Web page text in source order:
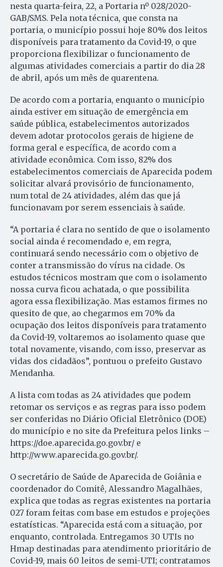
nesta quarta-feira, 22, a Portaria nº 028/2020-
GAB/SMS. Pela nota técnica, que consta na
portaria, o município possui hoje 80% dos leitos
disponíveis para tratamento da Covid-19, o que
proporciona flexibilizar o funcionamento de
algumas atividades comerciais a partir do dia 28
de abril, após um mês de quarentena.
De acordo com a portaria, enquanto o município
ainda estiver em situação de emergência em
saúde pública, estabelecimentos autorizados
devem adotar protocolos gerais de higiene de
forma geral e específica, de acordo com a
atividade econômica. Com isso, 82% dos
estabelecimentos comerciais de Aparecida podem
solicitar alvará provisório de funcionamento,
num total de 24 atividades, além das que já
funcionavam por serem essenciais à saúde.
“A portaria é clara no sentido de que o isolamento
social ainda é recomendado e, em regra,
continuará sendo necessário com o objetivo de
conter a transmissão do vírus na cidade. Os
estudos técnicos mostram que com o isolamento
nossa curva ficou achatada, o que possibilita
agora essa flexibilização. Mas estamos firmes no
quesito de que, ao chegarmos em 70% da
ocupação dos leitos disponíveis para tratamento
da Covid-19, voltaremos ao isolamento quase que
total novamente, visando, com isso, preservar as
vidas dos cidadãos”, pontuou o prefeito Gustavo
Mendanha.
A lista com todas as 24 atividades que podem
retomar os serviços e as regras para isso podem
ser conferidas no Diário Oficial Eletrônico (DOE)
do município e no site da Prefeitura pelos links –
https://doe.aparecida.go.gov.br/ e
http://www.aparecida.go.gov.br/.
O secretário de Saúde de Aparecida de Goiânia e
coordenador do Comitê, Alessandro Magalhães,
explica que todas as regras existentes na portaria
027 foram feitas com base em estudos e projeções
estatísticas. “Aparecida está com a situação, por
enquanto, controlada. Entregamos 30 UTIs no
Hmap destinadas para atendimento prioritário de
Covid-19, mais 60 leitos de semi-UTI; contratamos